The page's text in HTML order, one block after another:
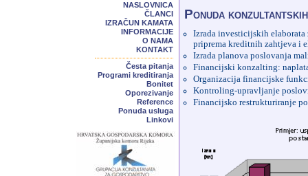
NASLOVNICA
ČLANCI
IZRAČUN KAMATA
INFORMACIJE
O NAMA
KONTAKT
Česta pitanja
Programi kreditiranja
Bonitet
Oporezivanje
Reference
Ponuda usluga
Linkovi
Ponuda
Izrada investicijskih
priprema kreditnih zahtjeva i
Izrada planova poslovanja
Financijski konzalting:
Organizacija financijske
Kontroling-upravljanje
Financijsko restrukturiranje